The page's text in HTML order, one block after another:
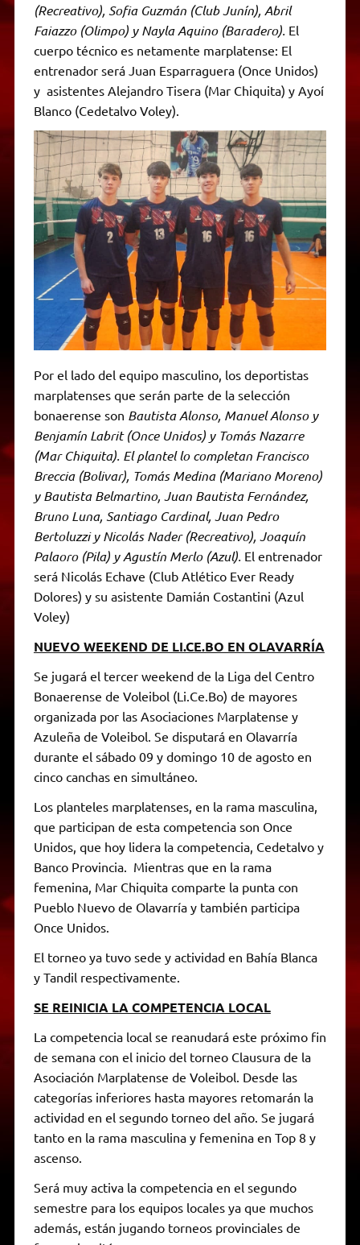
(Recreativo), Sofia Guzmán (Club Junín), Abril
Faiazzo (Olimpo) y Nayla Aquino (Baradero). El
cuerpo técnico es netamente marplatense: El
entrenador será Juan Esparraguera (Once Unidos)
y asistentes Alejandro Tisera (Mar Chiquita) y Ayoí
Blanco (Cedetalvo Voley).
Por el lado del equipo masculino, los deportistas
marplatenses que serán parte de la selección
bonaerense son Bautista Alonso, Manuel Alonso y
Benjamín Labrit (Once Unidos) y Tomás Nazarre
(Mar Chiquita). El plantel lo completan Francisco
Breccia (Bolivar), Tomás Medina (Mariano Moreno)
y Bautista Belmartino, Juan Bautista Fernández,
Bruno Luna, Santiago Cardinal, Juan Pedro
Bertoluzzi y Nicolás Nader (Recreativo), Joaquín
Palaoro (Pila) y Agustín Merlo (Azul). El entrenador
será Nicolás Echave (Club Atlético Ever Ready
Dolores) y su asistente Damián Costantini (Azul
Voley)
NUEVO WEEKEND DE LI.CE.BO EN OLAVARRÍA
Se jugará el tercer weekend de la Liga del Centro
Bonaerense de Voleibol (Li.Ce.Bo) de mayores
organizada por las Asociaciones Marplatense y
Azuleña de Voleibol. Se disputará en Olavarría
durante el sábado 09 y domingo 10 de agosto en
cinco canchas en simultáneo.
Los planteles marplatenses, en la rama masculina,
que participan de esta competencia son Once
Unidos, que hoy lidera la competencia, Cedetalvo y
Banco Provincia. Mientras que en la rama
femenina, Mar Chiquita comparte la punta con
Pueblo Nuevo de Olavarría y también participa
Once Unidos.
El torneo ya tuvo sede y actividad en Bahía Blanca
y Tandil respectivamente.
SE REINICIA LA COMPETENCIA LOCAL
La competencia local se reanudará este próximo fin
de semana con el inicio del torneo Clausura de la
Asociación Marplatense de Voleibol. Desde las
categorías inferiores hasta mayores retomarán la
actividad en el segundo torneo del año. Se jugará
tanto en la rama masculina y femenina en Top 8 y
ascenso.
Será muy activa la competencia en el segundo
semestre para los equipos locales ya que muchos
además, están jugando torneos provinciales de